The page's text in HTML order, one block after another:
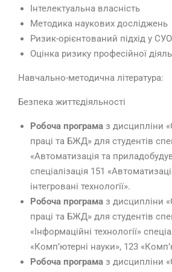
Інтелектуальна власність
Методика наукових досліджень
Ризик-орієнтований підхід у
Оцінка ризику професійної
Навчально-методична література:
Безпека життєдіяльності
Робоча програма з дисципліни
праці та БЖД» для студентів
«Автоматизація та
спеціалізація 151
інтегровані технології».
Робоча програма з дисципліни
праці та БЖД» для студентів
«Інформаційні технології»
«Комп’ютерні науки», 123
Робоча програма з дисципліни